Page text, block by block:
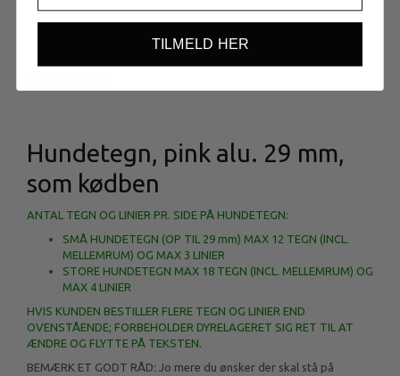
Hundetegn, pink alu. 29 mm,
som kødben
ANTAL TEGN OG LINIER PR. SIDE PÅ HUNDETEGN:
SMÅ HUNDETEGN (OP TIL 29 mm) MAX 12 TEGN (INCL.
MELLEMRUM) OG MAX 3 LINIER
STORE HUNDETEGN MAX 18 TEGN (INCL. MELLEMRUM) OG
MAX 4 LINIER
HVIS KUNDEN BESTILLER FLERE TEGN OG LINIER END
OVENSTÅENDE; FORBEHOLDER DYRELAGERET SIG RET TIL AT
ÆNDRE OG FLYTTE PÅ TEKSTEN.
BEMÆRK ET GODT RÅD: Jo mere du ønsker der skal stå på
TILMELD HER